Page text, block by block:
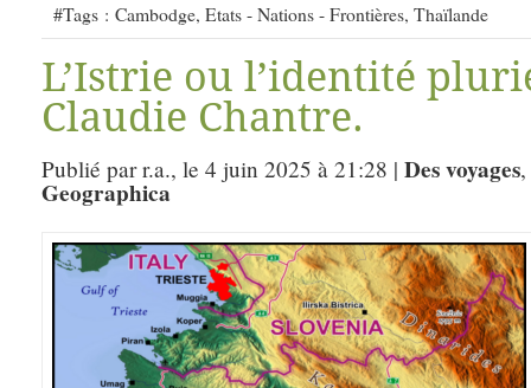
#Tags : Cambodge, Etats - Nations - Frontières, Thaïlande
L’Istrie ou l’identité
Claudie Chantre.
Publié par r.a., le 4 juin 2025 à 21:28 | Des voyages,
Geographica